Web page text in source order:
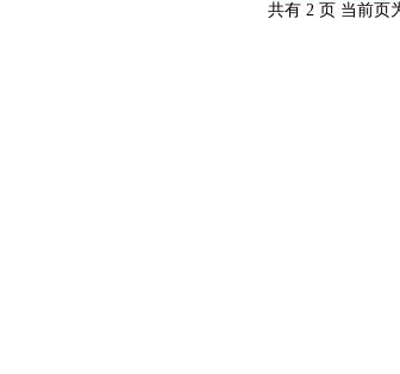
共有 2 页 当前页